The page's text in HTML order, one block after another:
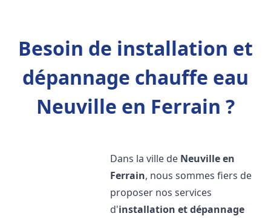
Besoin de installation et
dépannage chauffe eau
Neuville en Ferrain ?
Dans la ville de Neuville en
Ferrain, nous sommes fiers de
proposer nos services
d'installation et dépannage